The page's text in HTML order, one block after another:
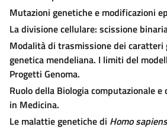
Mutazioni genetiche e modificazioni
La divisione cellulare: scissione
Modalità di trasmissione dei caratteri
genetica mendeliana. I limiti del
Progetti Genoma.
Ruolo della Biologia computazionale
in Medicina.
Le malattie genetiche di Homo sapiens